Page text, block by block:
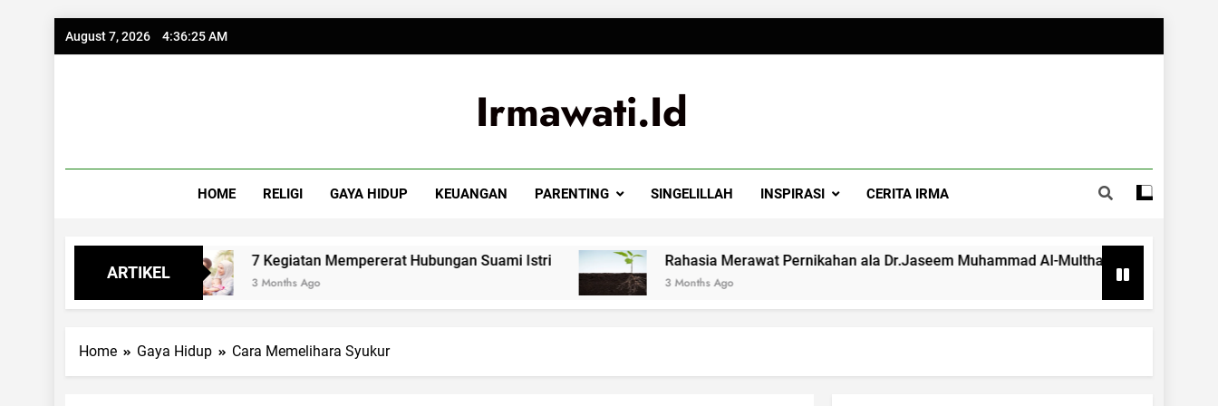
Skip
August 7, 2026 4:36:26 AM
Irmawati.id
HOME RELIGI GAYA HIDUP KEUANGAN PARENTING SINGELILLAH INSPIRASI CERITA IRMA
ARTIKEL
7 Kegiatan Mempererat Hubungan Suami Istri
3 Months Ago
Rahasia Merawat Pernikahan ala Dr.Jaseem Muhammad Al-Multhawwa
3 Months Ago
Home Gaya Hidup Cara Memelihara Syukur